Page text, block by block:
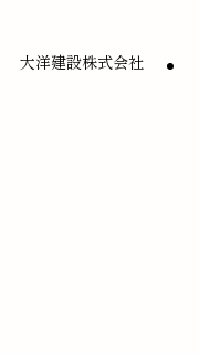
大洋建設株式会社